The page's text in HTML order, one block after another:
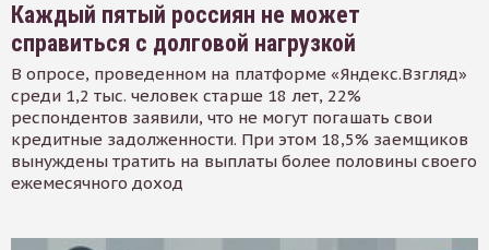
Каждый пятый россиян не может
справиться с долговой нагрузкой
В опросе, проведенном на платформе «Яндекс.Взгляд»
среди 1,2 тыс. человек старше 18 лет, 22%
респондентов заявили, что не могут погашать свои
кредитные задолженности. При этом 18,5% заемщиков
вынуждены тратить на выплаты более половины своего
ежемесячного доход